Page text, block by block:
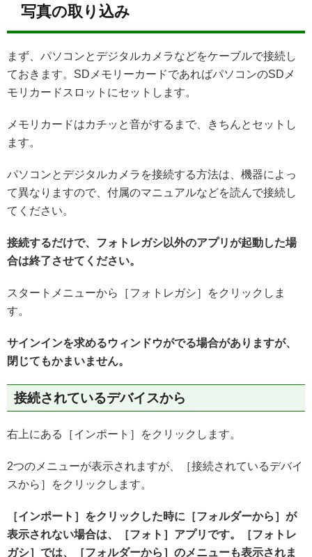
写真の取り込み
まず、パソコンとデジタルカメラなどをケーブルで接続し
ておきます。SDメモリーカードであればパソコンのSDメ
モリカードスロットにセットします。
メモリカードはカチッと音がするまで、きちんとセットし
ます。
パソコンとデジタルカメラを接続する方法は、機器によっ
て異なりますので、付属のマニュアルなどを読んで接続し
てください。
接続するだけで、フォトレガシ以外のアプリが起動した場
合は終了させてください。
スタートメニューから［フォトレガシ］をクリックしま
す。
サインインを求めるウィンドウがでる場合がありますが、
閉じてもかまいません。
接続されているデバイスから
右上にある［インポート］をクリックします。
2つのメニューが表示されますが、［接続されているデバイ
スから］をクリックします。
［インポート］をクリックした時に［フォルダーから］が
表示されない場合は、［フォト］アプリです。［フォトレ
ガシ］では、［フォルダーから］のメニューも表示されま